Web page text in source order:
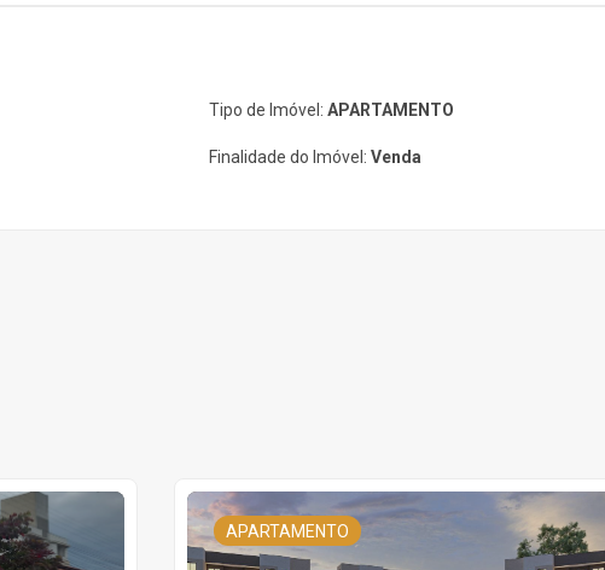
Tipo de Imóvel: APARTAMENTO
Finalidade do Imóvel: Venda
APARTAMENTO